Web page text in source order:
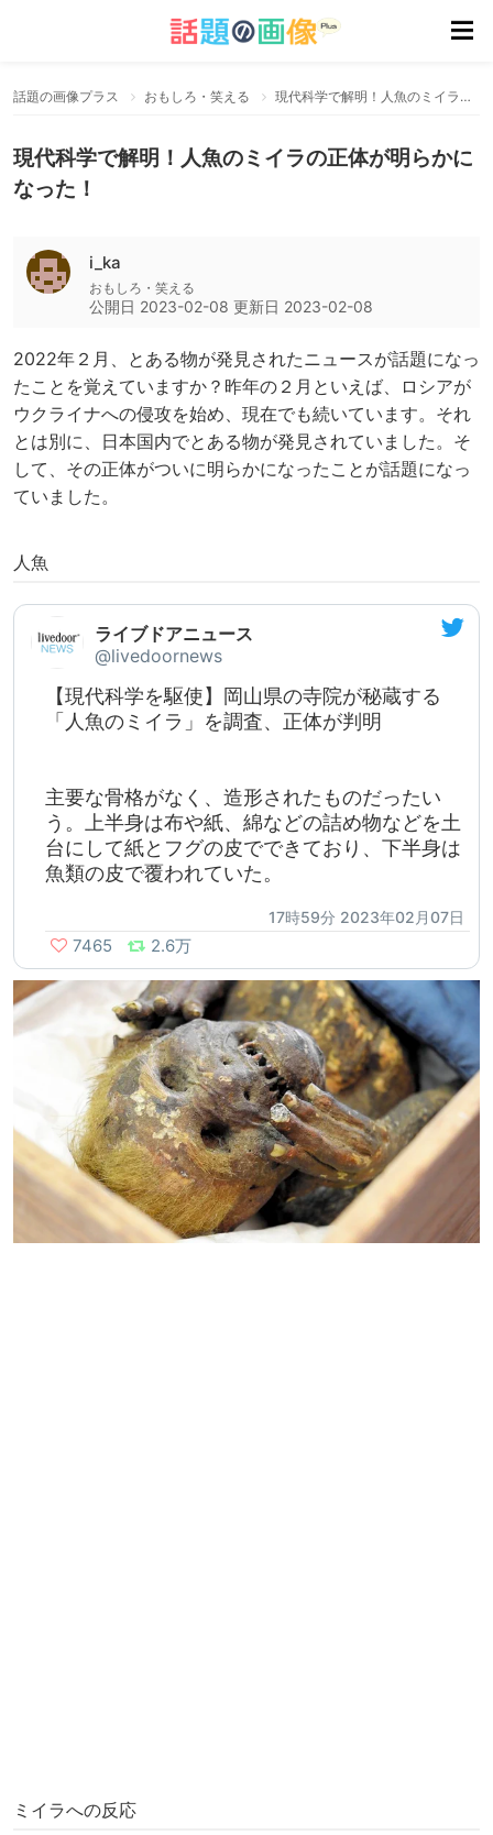
話題の画像プラス おもしろ・笑える 現代科学で解明！人魚のミイラの正体が明らかになった！
現代科学で解明！人魚のミイラの正体が明らかに
なった！
i_ka
おもしろ・笑える
公開日 2023-02-08 更新日 2023-02-08
2022年２月、とある物が発見されたニュースが話題になっ
たことを覚えていますか？昨年の２月といえば、ロシアが
ウクライナへの侵攻を始め、現在でも続いています。それ
とは別に、日本国内でとある物が発見されていました。そ
して、その正体がついに明らかになったことが話題になっ
ていました。
人魚
ライブドアニュース
@livedoornews
【現代科学を駆使】岡山県の寺院が秘蔵する
「人魚のミイラ」を調査、正体が判明
主要な骨格がなく、造形されたものだったい
う。上半身は布や紙、綿などの詰め物などを土
台にして紙とフグの皮でできており、下半身は
魚類の皮で覆われていた。
17時59分 2023年02月07日
7465 2.6万
ミイラへの反応